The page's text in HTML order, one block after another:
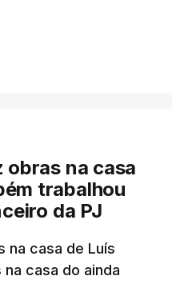
obras na casa
trabalhou
da PJ
na casa de Luís
casa do ainda